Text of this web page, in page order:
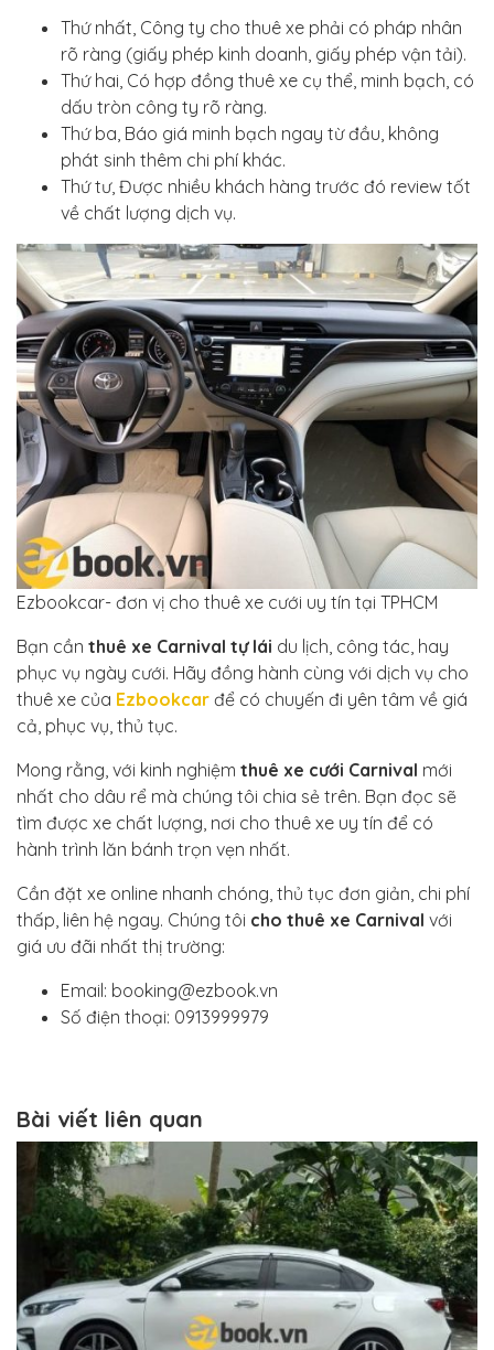
Thứ nhất, Công ty cho thuê xe phải có pháp nhân
rõ ràng (giấy phép kinh doanh, giấy phép vận tải).
Thứ hai, Có hợp đồng thuê xe cụ thể, minh bạch, có
dấu tròn công ty rõ ràng.
Thứ ba, Báo giá minh bạch ngay từ đầu, không
phát sinh thêm chi phí khác.
Thứ tư, Được nhiều khách hàng trước đó review tốt
về chất lượng dịch vụ.
Ezbookcar- đơn vị cho thuê xe cưới uy tín tại TPHCM
Bạn cần thuê xe Carnival tự lái du lịch, công tác, hay
phục vụ ngày cưới. Hãy đồng hành cùng với dịch vụ cho
thuê xe của Ezbookcar để có chuyến đi yên tâm về giá
cả, phục vụ, thủ tục.
Mong rằng, với kinh nghiệm thuê xe cưới Carnival mới
nhất cho dâu rể mà chúng tôi chia sẻ trên. Bạn đọc sẽ
tìm được xe chất lượng, nơi cho thuê xe uy tín để có
hành trình lăn bánh trọn vẹn nhất.
Cần đặt xe online nhanh chóng, thủ tục đơn giản, chi phí
thấp, liên hệ ngay. Chúng tôi cho thuê xe Carnival với
giá ưu đãi nhất thị trường:
Email: booking@ezbook.vn
Số điện thoại: 0913999979
Bài viết liên quan